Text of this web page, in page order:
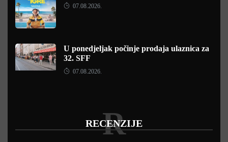
07.08.2026.
U ponedjeljak počinje prodaja ulaznica za
32. SFF
07.08.2026.
RECENZIJE
R